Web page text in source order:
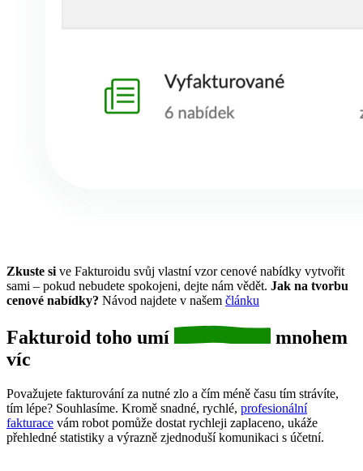
Zkuste si ve Fakturoidu svůj vlastní vzor cenové nabídky vytvořit
sami – pokud nebudete spokojeni, dejte nám vědět. Jak na tvorbu
cenové nabídky? Návod najdete v našem článku
Fakturoid toho umí
mnohem
víc
Považujete fakturování za nutné zlo a čím méně času tím strávíte,
tím lépe? Souhlasíme. Kromě snadné, rychlé, profesionální
fakturace vám robot pomůže dostat rychleji zaplaceno, ukáže
přehledné statistiky a výrazně zjednoduší komunikaci s účetní.